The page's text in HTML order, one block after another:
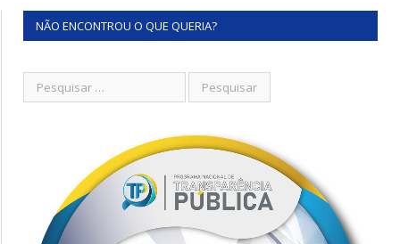
NÃO ENCONTROU O QUE QUERIA?